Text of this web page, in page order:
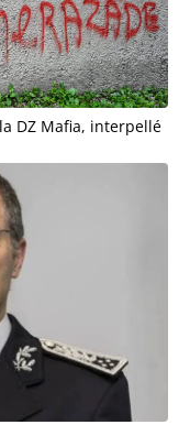
DZ Mafia, interpellé